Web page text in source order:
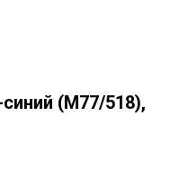
(M77/518),